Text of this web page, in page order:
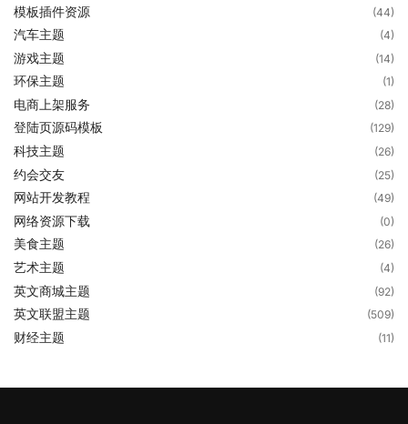
模板插件资源 (44)
汽车主题 (4)
游戏主题 (14)
环保主题 (1)
电商上架服务 (28)
登陆页源码模板 (129)
科技主题 (26)
约会交友 (25)
网站开发教程 (49)
网络资源下载 (0)
美食主题 (26)
艺术主题 (4)
英文商城主题 (92)
英文联盟主题 (509)
财经主题 (11)